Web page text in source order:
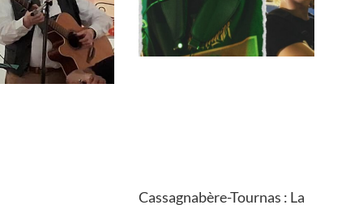
Cassagnabère-Tournas : La